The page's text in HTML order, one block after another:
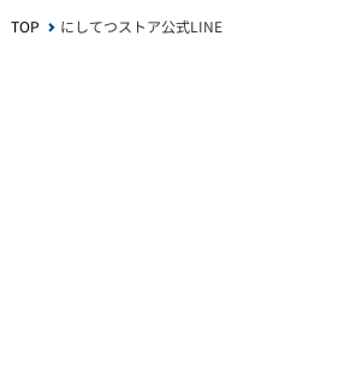
TOP にしてつストア公式LINE